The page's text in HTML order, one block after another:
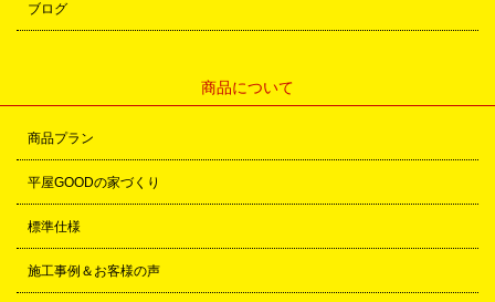
ブログ
商品について
商品プラン
平屋GOODの家づくり
標準仕様
施工事例＆お客様の声